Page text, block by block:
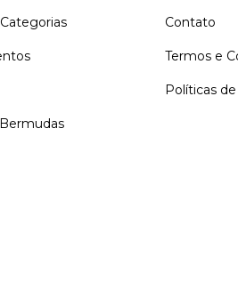
Contato
Termos e
Políticas